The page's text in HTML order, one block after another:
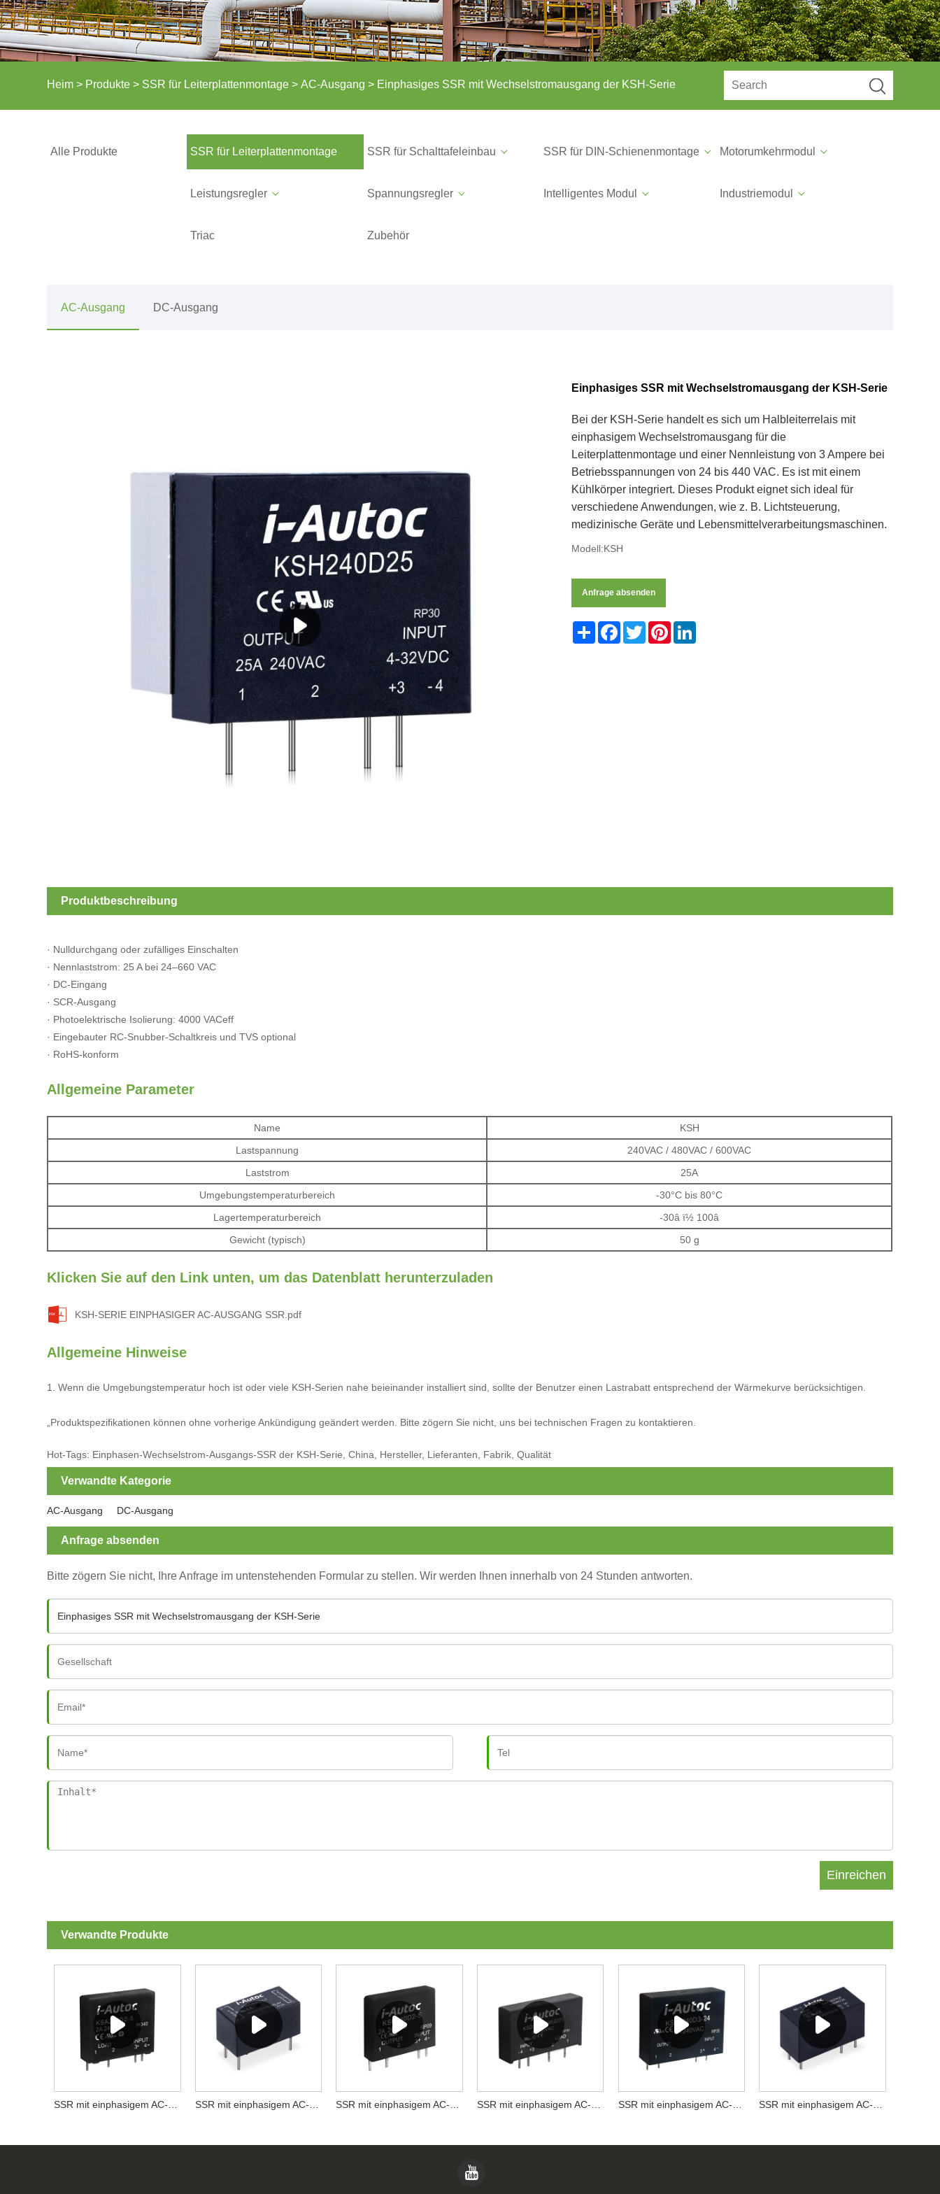
Heim > Produkte > SSR für Leiterplattenmontage >AC-Ausgang > Einphasiges SSR mit Wechselstromausgang der KSH-Serie
Alle Produkte SSR für Leiterplattenmontage SSR für Schalttafeleinbau SSR für DIN-Schienenmontage Motorumkehrmodul
Leistungsregler Spannungsregler Intelligentes Modul Industriemodul
Triac Zubehör
AC-Ausgang DC-Ausgang
Einphasiges SSR mit Wechselstromausgang der KSH-Serie
Bei der KSH-Serie handelt es sich um Halbleiterrelais mit
einphasigem Wechselstromausgang für die
Leiterplattenmontage und einer Nennleistung von 3 Ampere bei
Betriebsspannungen von 24 bis 440 VAC. Es ist mit einem
Kühlkörper integriert. Dieses Produkt eignet sich ideal für
verschiedene Anwendungen, wie z. B. Lichtsteuerung,
medizinische Geräte und Lebensmittelverarbeitungsmaschinen.
Modell:KSH
Anfrage absenden
ShareFacebook
TwitterPinterest
Produktbeschreibung
· Nulldurchgang oder zufälliges Einschalten
· Nennlaststrom: 25 A bei 24–660 VAC
· DC-Eingang
· SCR-Ausgang
· Photoelektrische Isolierung: 4000 VACeff
· Eingebauter RC-Snubber-Schaltkreis und TVS optional
· RoHS-konform
Allgemeine Parameter
Name
KSH
Lastspannung
240VAC / 480VAC / 600VAC
Laststrom
25A
Umgebungstemperaturbereich
-30°C bis 80°C
Lagertemperaturbereich
-30â ï½ 100â
Gewicht (typisch)
50 g
Klicken Sie auf den Link unten, um das Datenblatt herunterzuladen
KSH-SERIE EINPHASIGER AC-AUSGANG SSR.pdf
Allgemeine Hinweise
1. Wenn die Umgebungstemperatur hoch ist oder viele KSH-Serien nahe beieinander installiert sind, sollte der Benutzer einen Lastrabatt entsprechend der Wärmekurve berücksichtigen.
„Produktspezifikationen können ohne vorherige Ankündigung geändert werden. Bitte zögern Sie nicht, uns bei technischen Fragen zu kontaktieren.
Hot-Tags: Einphasen-Wechselstrom-Ausgangs-SSR der KSH-Serie, China, Hersteller, Lieferanten, Fabrik, Qualität
Verwandte Kategorie
AC-Ausgang DC-Ausgang
Anfrage absenden
Bitte zögern Sie nicht, Ihre Anfrage im untenstehenden Formular zu stellen. Wir werden Ihnen innerhalb von 24 Stunden antworten.
Verwandte Produkte